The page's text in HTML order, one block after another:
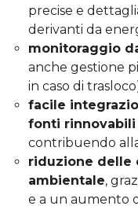
precise e
derivanti da
monitoraggio
anche gestione
in caso di
facile
fonti rinnovabili
contribuendo
riduzione delle
ambientale,
e a un aumento